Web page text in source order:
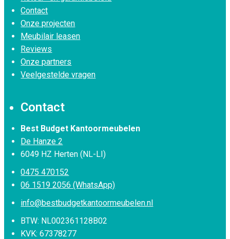
Contact
Onze projecten
Meubilair leasen
Reviews
Onze partners
Veelgestelde vragen
Contact
Best Budget Kantoormeubelen
De Hanze 2
6049 HZ Herten (NL-LI)
0475 470152
06 1519 2056 (WhatsApp)
info@bestbudgetkantoormeubelen.nl
BTW: NL002361128B02
KVK: 67378277